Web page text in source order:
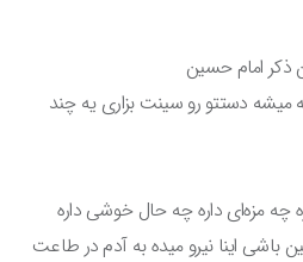
امام حسین
دستتو رو سینت بزاری یه چند
چه مزه‌ای داره چه حال خوشی داره
اینا نیرو میده به آدم در طاعت